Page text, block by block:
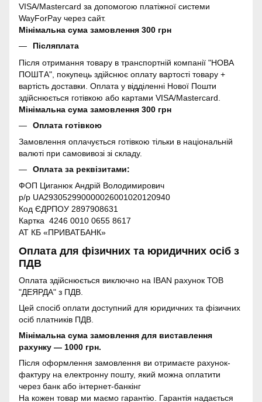
VISA/Mastercard за допомогою платіжної системи
WayForPay через сайт.
Мінімальна сума замовлення 300 грн
Післяплата
Після отримання товару в транспортній компанії "НОВА
ПОШТА", покупець здійснює оплату вартості товару +
вартість доставки. Оплата у відділенні Нової Пошти
здійснюється готівкою або картами VISA/Mastercard.
Мінімальна сума замовлення 300 грн
Оплата готівкою
Замовлення оплачується готівкою тільки в національній
валюті при самовивозі зі складу.
Оплата за реквізитами:
ФОП Циганюк Андрій Володимирович
р/р UA293052990000026001020120940
Код ЄДРПОУ 2897908631
Картка 4246 0010 0655 8617
АТ КБ «ПРИВАТБАНК»
Оплата для фізичних та юридичних осіб з
ПДВ
Оплата здійснюється виключно на IBAN рахунок ТОВ
"ДЕЯРДА" з ПДВ.
Цей спосіб оплати доступний для юридичних та фізичних
осіб платників ПДВ.
Мінімальна сума замовлення для виставлення
рахунку — 1000 грн.
Після оформлення замовлення ви отримаєте рахунок-
фактуру на електронну пошту, який можна оплатити
через банк або інтернет-банкінг
На кожен товар ми маємо гарантію. Гарантія надається